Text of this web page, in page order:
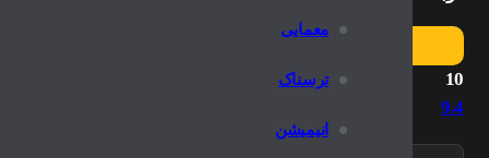
معمایی
ترسناک
انیمیشن
10
9.4